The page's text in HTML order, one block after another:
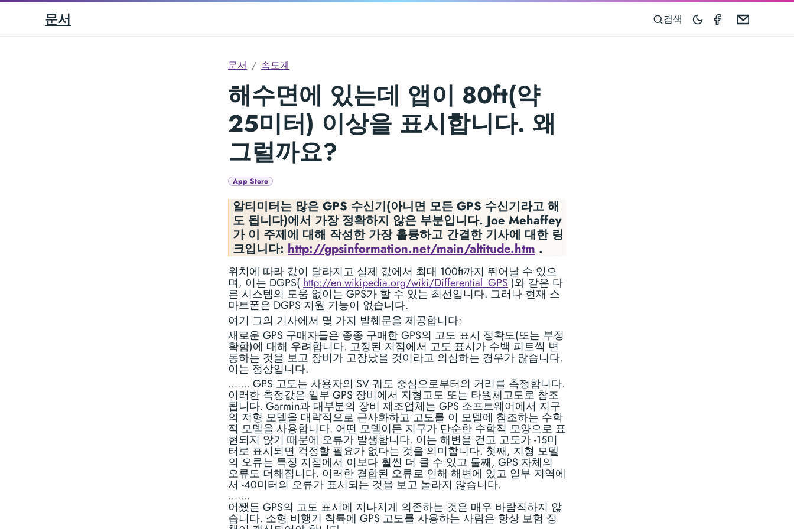
문서 검색
문서 속도계
해수면에 있는데 앱이 80ft(약
25미터) 이상을 표시합니다. 왜
그럴까요?
App Store
알티미터는 많은 GPS 수신기(아니면 모든 GPS 수신기라고 해
도 됩니다)에서 가장 정확하지 않은 부분입니다. Joe Mehaffey
가 이 주제에 대해 작성한 가장 훌륭하고 간결한 기사에 대한 링
크입니다: http://gpsinformation.net/main/altitude.htm .
위치에 따라 값이 달라지고 실제 값에서 최대 100ft까지 뛰어날 수 있으
며, 이는 DGPS( http://en.wikipedia.org/wiki/Differential_GPS )와 같은 다
른 시스템의 도움 없이는 GPS가 할 수 있는 최선입니다. 그러나 현재 스
마트폰은 DGPS 지원 기능이 없습니다.
여기 그의 기사에서 몇 가지 발췌문을 제공합니다:
새로운 GPS 구매자들은 종종 구매한 GPS의 고도 표시 정확도(또는 부정
확함)에 대해 우려합니다. 고정된 지점에서 고도 표시가 수백 피트씩 변
동하는 것을 보고 장비가 고장났을 것이라고 의심하는 경우가 많습니다.
이는 정상입니다.
……. GPS 고도는 사용자의 SV 궤도 중심으로부터의 거리를 측정합니다.
이러한 측정값은 일부 GPS 장비에서 지형고도 또는 타원체고도로 참조
됩니다. Garmin과 대부분의 장비 제조업체는 GPS 소프트웨어에서 지구
의 지형 모델을 대략적으로 근사화하고 고도를 이 모델에 참조하는 수학
적 모델을 사용합니다. 어떤 모델이든 지구가 단순한 수학적 모양으로 표
현되지 않기 때문에 오류가 발생합니다. 이는 해변을 걷고 고도가 -15미
터로 표시되면 걱정할 필요가 없다는 것을 의미합니다. 첫째, 지형 모델
의 오류는 특정 지점에서 이보다 훨씬 더 클 수 있고 둘째, GPS 자체의
오류도 더해집니다. 이러한 결합된 오류로 인해 해변에 있고 일부 지역에
서 -40미터의 오류가 표시되는 것을 보고 놀라지 않습니다.
…….
어쨌든 GPS의 고도 표시에 지나치게 의존하는 것은 매우 바람직하지 않
습니다. 소형 비행기 착륙에 GPS 고도를 사용하는 사람은 항상 보험 정